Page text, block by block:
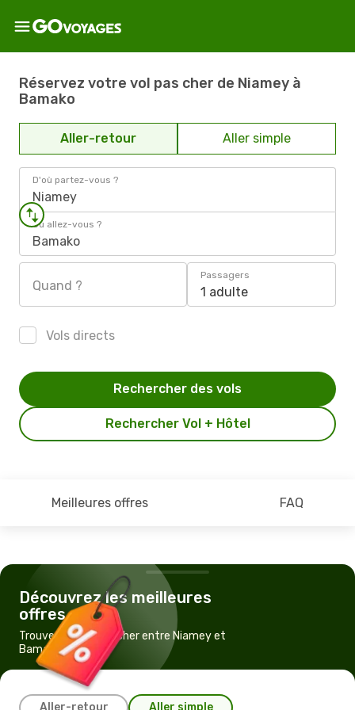
Réservez votre vol pas cher de Niamey à
Bamako
Aller-retour Aller simple
D'où partez-vous ?
Niamey
Où allez-vous ?
Bamako
Quand ?
Passagers
1 adulte
Vols directs
Rechercher Vol + Hôtel
Rechercher des vols
Meilleures offres FAQ
Découvrez les meilleures
offres
Trouvez un vol pas cher entre Niamey et
Bamako
Aller-retour Aller simple